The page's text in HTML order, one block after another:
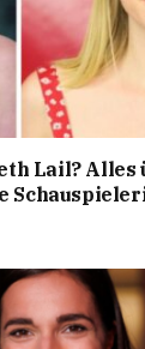
Lail? Alles